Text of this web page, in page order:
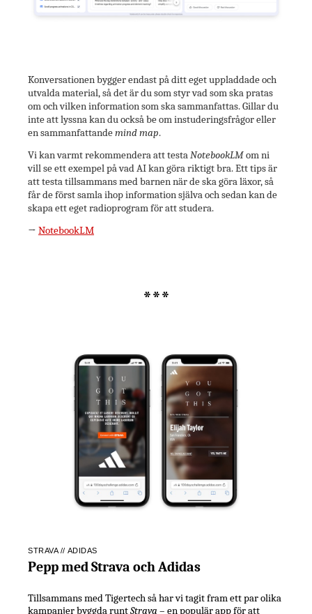
Konversationen bygger endast på ditt eget uppladdade och
utvalda material, så det är du som styr vad som ska pratas
om och vilken information som ska sammanfattas. Gillar du
inte att lyssna kan du också be om instuderingsfrågor eller
en sammanfattandemind map.
Vi kan varmt rekommendera att testaNotebookLMom ni
vill se ett exempel på vad AI kan göra riktigt bra. Ett tips är
att testa tillsammans med barnen när de ska göra läxor, så
får de först samla ihop information själva och sedan kan de
skapa ett eget radioprogram för att studera.
→ NotebookLM
***
STRAVA // ADIDAS
Pepp med Strava och Adidas
Tillsammans med Tigertech så har vi tagit fram ett par olika
kampanjer byggda runtStrava – en populär app för att